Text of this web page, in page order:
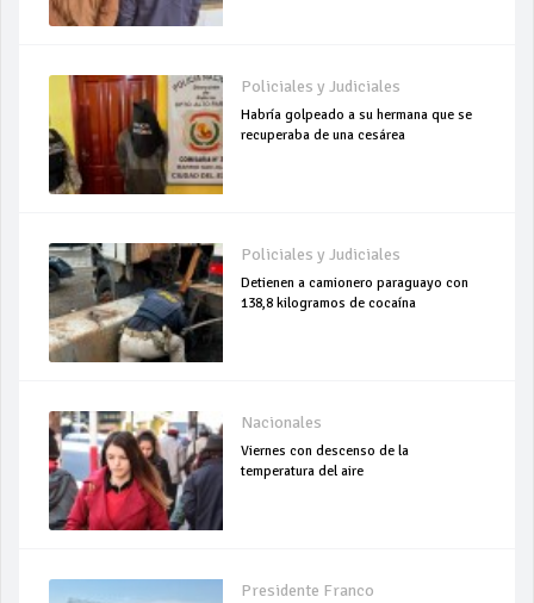
Policiales y Judiciales
Habría golpeado a su hermana que se
recuperaba de una cesárea
Policiales y Judiciales
Detienen a camionero paraguayo con
138,8 kilogramos de cocaína
Nacionales
Viernes con descenso de la
temperatura del aire
Presidente Franco